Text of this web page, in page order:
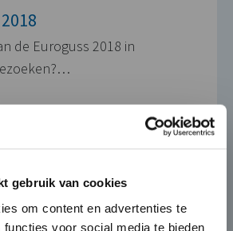
gebruik van cookies
om content en advertenties te
functies voor social media te bieden
de Euroguss 2018 in
×